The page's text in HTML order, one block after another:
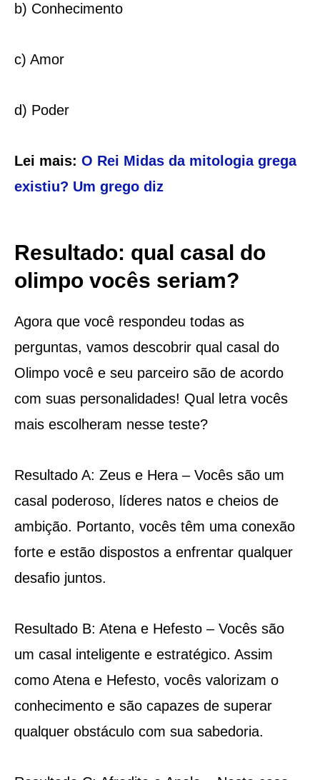
b) Conhecimento
c) Amor
d) Poder
Lei mais: O Rei Midas da mitologia grega
existiu? Um grego diz
Resultado: qual casal do
olimpo vocês seriam?
Agora que você respondeu todas as
perguntas, vamos descobrir qual casal do
Olimpo você e seu parceiro são de acordo
com suas personalidades! Qual letra vocês
mais escolheram nesse teste?
Resultado A: Zeus e Hera – Vocês são um
casal poderoso, líderes natos e cheios de
ambição. Portanto, vocês têm uma conexão
forte e estão dispostos a enfrentar qualquer
desafio juntos.
Resultado B: Atena e Hefesto – Vocês são
um casal inteligente e estratégico. Assim
como Atena e Hefesto, vocês valorizam o
conhecimento e são capazes de superar
qualquer obstáculo com sua sabedoria.